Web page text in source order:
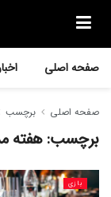
صفحه اصلی
صفحه اصلی برچسب
برچسب:هفته
بازی